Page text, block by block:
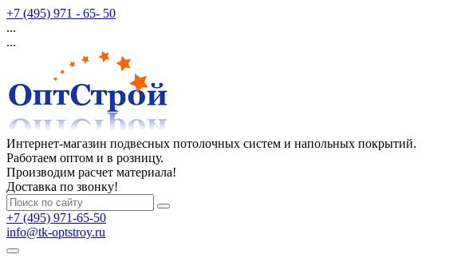
+7 (495) 971 - 65- 50
...
...
Интернет-магазин подвесных потолочных систем и напольных покрытий.
Работаем оптом и в розницу.
Производим расчет материала!
Доставка по звонку!
+7 (495) 971-65-50
info@tk-optstroy.ru